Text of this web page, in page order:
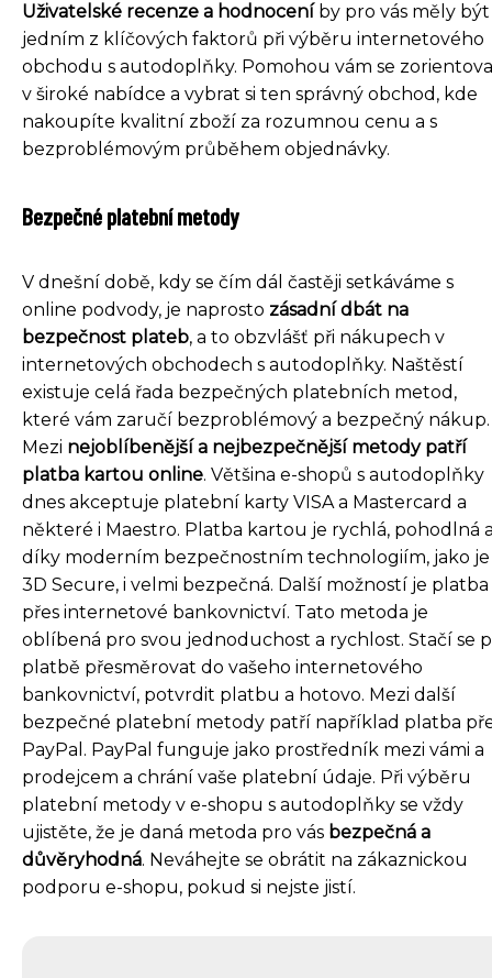
Uživatelské recenze a hodnoceníby pro vás měly být
jedním z klíčových faktorů při výběru internetového
obchodu s autodoplňky. Pomohou vám se
v široké nabídce a vybrat si ten správný obchod, kde
nakoupíte kvalitní zboží za rozumnou cenu a s
bezproblémovým průběhem objednávky.
Bezpečné platební metody
V dnešní době, kdy se čím dál častěji setkáváme s
online podvody, je naprosto zásadní dbát na
bezpečnost plateb, a to obzvlášť při nákupech v
internetových obchodech s autodoplňky. Naštěstí
existuje celá řada bezpečných platebních metod,
které vám zaručí bezproblémový a bezpečný nákup.
Mezi nejoblíbenější a nejbezpečnější metody patří
platba kartou online. Většina e-shopů s autodoplňky
dnes akceptuje platební karty VISA a Mastercard a
některé i Maestro. Platba kartou je rychlá, pohodlná
díky moderním bezpečnostním technologiím, jako je
3D Secure, i velmi bezpečná. Další možností je platba
přes internetové bankovnictví. Tato metoda je
oblíbená pro svou jednoduchost a rychlost. Stačí se
platbě přesměrovat do vašeho internetového
bankovnictví, potvrdit platbu a hotovo. Mezi další
bezpečné platební metody patří například platba
PayPal. PayPal funguje jako prostředník mezi vámi a
prodejcem a chrání vaše platební údaje. Při výběru
platební metody v e-shopu s autodoplňky se vždy
ujistěte, že je daná metoda pro vás bezpečná a
důvěryhodná. Neváhejte se obrátit na zákaznickou
podporu e-shopu, pokud si nejste jistí.